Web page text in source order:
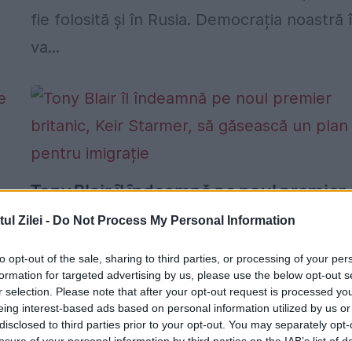
Zilei - Do Not Process My Personal Information
opt-out of the sale, sharing to third parties, or processing of your
for targeted advertising by us, please use the below opt-out
selection. Please note that after your opt-out request is processed
interest-based ads based on personal information utilized by us
to third parties prior to your opt-out. You may separately
fie folosită și în Rusia. Democrația noastră
va...
Tony Blair îl îndeamnă pe noul premier
britanic, Keir Starmer, să găsească un
7 IULIE 2024
Marea Britanie. În calitate de fost premier
laburist britanic în perioada 1997-2007,